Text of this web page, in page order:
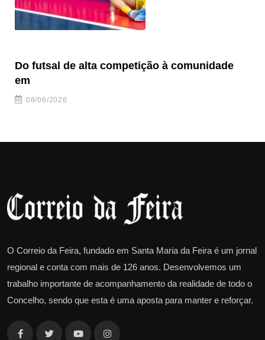
Do futsal de alta competição à comunidade
em
08/06/2026
O Correio da Feira, fundado em Santa Maria da Feira é um jornal
regional e conta com mais de 126 anos. Desenvolvemos um
trabalho importante de acompanhamento da realidade de todo o
Concelho, sendo que esta é uma aposta para manter e reforçar.